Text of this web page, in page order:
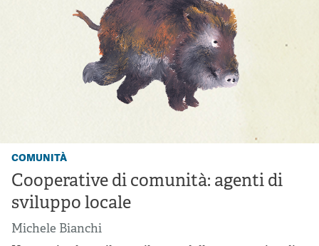
comunità
Cooperative di comunità: agenti di
sviluppo locale
Michele Bianchi